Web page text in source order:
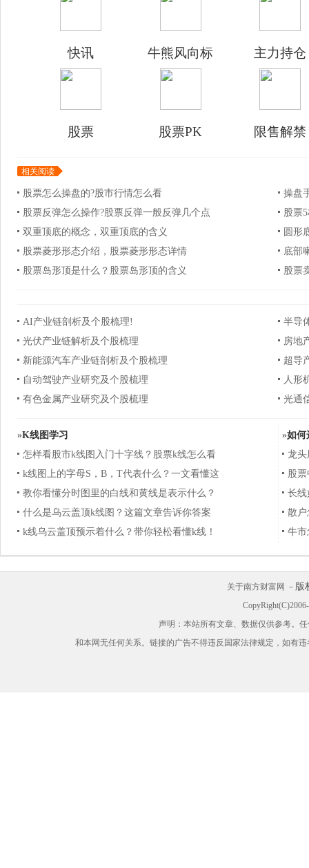
快讯 牛熊风向标 主力持仓
股票 股票PK 限售解禁
相关阅读
股票怎么操盘的?股市行情怎么看
操盘
股票反弹怎么操作?股票反弹一般反弹几个点
股票
双重顶底的概念，双重顶底的含义
圆形
股票菱形形态介绍，股票菱形形态详情
底部
股票岛形顶是什么？股票岛形顶的含义
股票
AI产业链剖析及个股梳理!
半导
光伏产业链解析及个股梳理
房地
新能源汽车产业链剖析及个股梳理
超导
自动驾驶产业研究及个股梳理
人形
有色金属产业研究及个股梳理
光通
»K线图学习
怎样看股市k线图入门十字线？股票k线怎么看
k线图上的字母S，B，T代表什么？一文看懂这
教你看懂分时图里的白线和黄线是表示什么？
什么是乌云盖顶k线图？这篇文章告诉你答案
k线乌云盖顶预示着什么？带你轻松看懂k线！
»如何
龙头
股
长线
散户
牛市
关于南方财富网 － 版
声明：本站所有文章、数据仅供参考。
和本网无任何关系。链接的广告不得违反国家法律规定，如有